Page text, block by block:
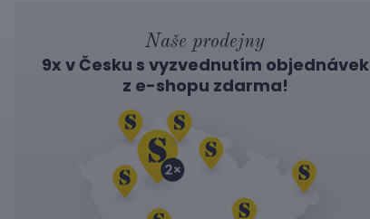
Naše prodejny
9x v Česku s vyzvednutím objednávek
z e-shopu zdarma!